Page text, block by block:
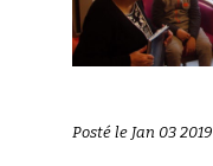
Posté le Jan 03 2019